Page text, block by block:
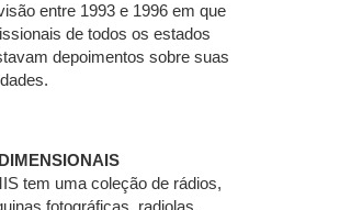
entre 1993 e 1996 em que
de todos os estados
depoimentos sobre suas
tem uma coleção de rádios,